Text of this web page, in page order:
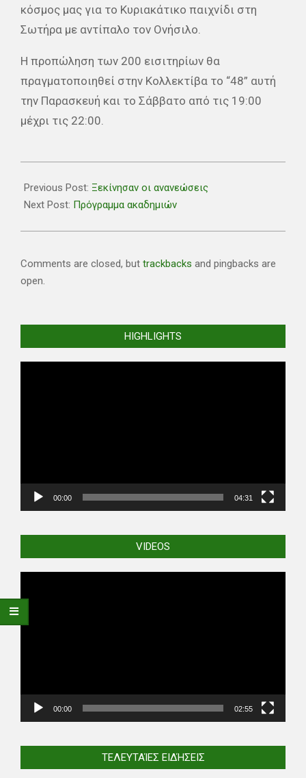
κόσμος μας για το Κυριακάτικο παιχνίδι στη
Σωτήρα με αντίπαλο τον Ονήσιλο.
H προπώληση των 200 εισιτηρίων θα
πραγματοποιηθεί στην Κολλεκτίβα το “48” αυτή
την Παρασκευή και το Σάββατο από τις 19:00
μέχρι τις 22:00.
04-
15
Previous Post: Ξεκίνησαν οι ανανεώσεις
Next Post: Πρόγραμμα ακαδημιών
Comments are closed, but trackbacks and pingbacks are
open.
HIGHLIGHTS
00:00 04:31
VIDEOS
Player
00:00 02:55
ΤΕΛΕΥΤΑΊΕΣ ΕΙΔΉΣΕΙΣ